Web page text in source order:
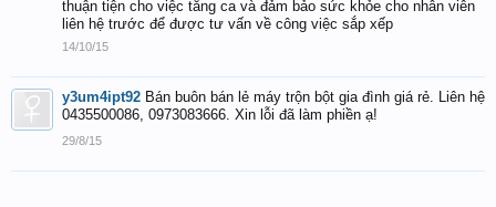
thuận tiện cho việc tăng ca và đảm bảo sức khỏe cho nhân viên
liên hệ trước để được tư vấn về công việc sắp xếp
14/10/15
y3um4ipt92 Bán buôn bán lẻ máy trộn bột gia đình giá rẻ. Liên hệ
0435500086, 0973083666. Xin lỗi đã làm phiền ạ!
29/8/15